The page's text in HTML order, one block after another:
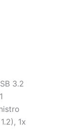
3.2
1x